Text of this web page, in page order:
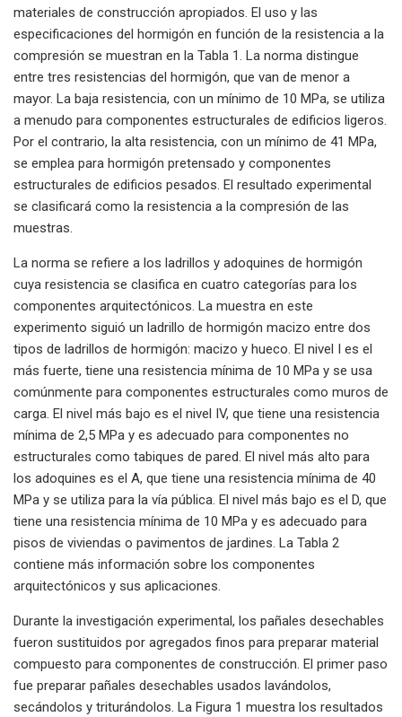
materiales de construcción apropiados. El uso y las
especificaciones del hormigón en función de la resistencia a la
compresión se muestran en la Tabla 1. La norma distingue
entre tres resistencias del hormigón, que van de menor a
mayor. La baja resistencia, con un mínimo de 10 MPa, se utiliza
a menudo para componentes estructurales de edificios ligeros.
Por el contrario, la alta resistencia, con un mínimo de 41 MPa,
se emplea para hormigón pretensado y componentes
estructurales de edificios pesados. El resultado experimental
se clasificará como la resistencia a la compresión de las
muestras.
La norma se refiere a los ladrillos y adoquines de hormigón
cuya resistencia se clasifica en cuatro categorías para los
componentes arquitectónicos. La muestra en este
experimento siguió un ladrillo de hormigón macizo entre dos
tipos de ladrillos de hormigón: macizo y hueco. El nivel I es el
más fuerte, tiene una resistencia mínima de 10 MPa y se usa
comúnmente para componentes estructurales como muros de
carga. El nivel más bajo es el nivel IV, que tiene una resistencia
mínima de 2,5 MPa y es adecuado para componentes no
estructurales como tabiques de pared. El nivel más alto para
los adoquines es el A, que tiene una resistencia mínima de 40
MPa y se utiliza para la vía pública. El nivel más bajo es el D, que
tiene una resistencia mínima de 10 MPa y es adecuado para
pisos de viviendas o pavimentos de jardines. La Tabla 2
contiene más información sobre los componentes
arquitectónicos y sus aplicaciones.
Durante la investigación experimental, los pañales desechables
fueron sustituidos por agregados finos para preparar material
compuesto para componentes de construcción. El primer paso
fue preparar pañales desechables usados ​​lavándolos,
secándolos y triturándolos. La Figura 1 muestra los resultados